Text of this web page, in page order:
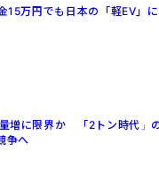
15万円でも日本の「軽EV」に
増に限界か 「2トン時代」
争へ